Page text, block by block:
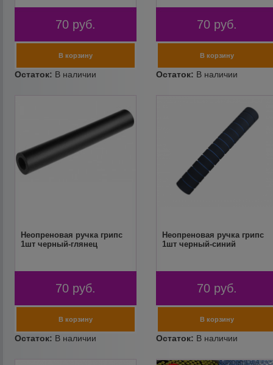
70 руб. 70 руб.
Неопреновая ручка грипс
1шт черный-глянец
70 руб.
Неопреновая ручка грипс
1шт черный-синий
70 руб.